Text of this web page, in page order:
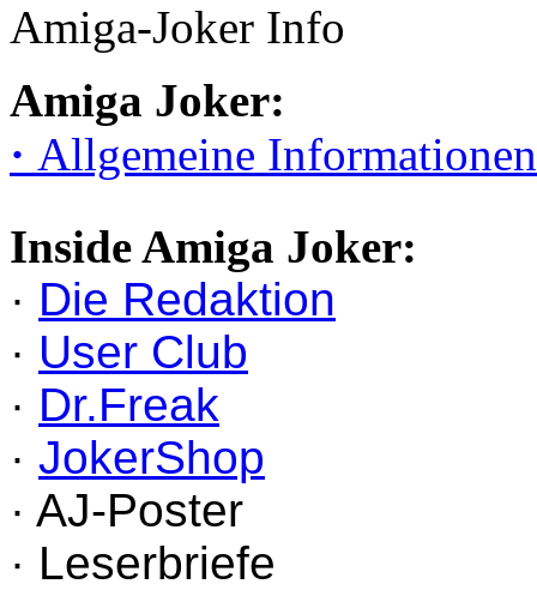
Amiga-Joker Info
Amiga Joker:
· Allgemeine Informationen
Inside Amiga Joker:
· Die Redaktion
· User Club
· Dr.Freak
· JokerShop
· AJ-Poster
· Leserbriefe